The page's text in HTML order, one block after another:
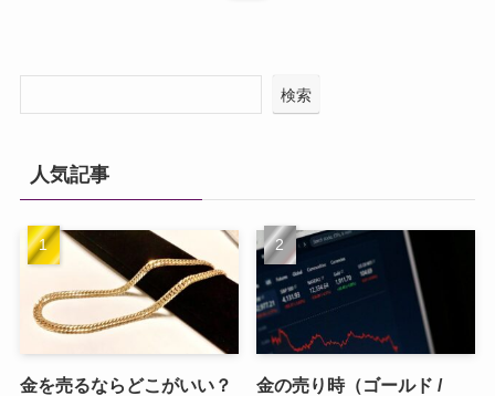
検索
人気記事
金を売るならどこがいい？
金の売り時（ゴールド /